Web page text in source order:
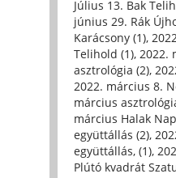
Július 13. Bak
június 29. Rák
Karácsony (1),
Telihold (1), 2022.
asztrológia (2),
2022. március 8.
március
március Halak
együttállás (2),
együttállás, (1),
Plútó kvadrát